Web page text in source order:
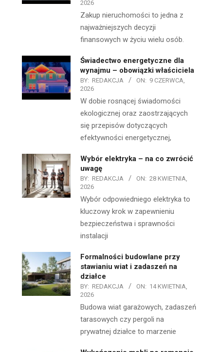
2026
Zakup nieruchomości to jedna z
najważniejszych decyzji
finansowych w życiu wielu osób.
Świadectwo energetyczne dla
wynajmu – obowiązki właściciela
BY: REDAKCJA ON: 9 CZERWCA,
2026
W dobie rosnącej świadomości
ekologicznej oraz zaostrzających
się przepisów dotyczących
efektywności energetycznej,
Wybór elektryka – na co zwrócić
uwagę
BY: REDAKCJA ON: 28 KWIETNIA,
2026
Wybór odpowiedniego elektryka to
kluczowy krok w zapewnieniu
bezpieczeństwa i sprawności
instalacji
Formalności budowlane przy
stawianiu wiat i zadaszeń na
działce
BY: REDAKCJA ON: 14 KWIETNIA,
2026
Budowa wiat garażowych, zadaszeń
tarasowych czy pergoli na
prywatnej działce to marzenie